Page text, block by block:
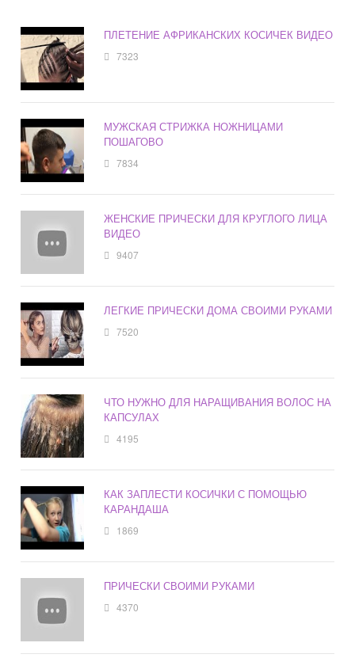
ПЛЕТЕНИЕ АФРИКАНСКИХ КОСИЧЕК ВИДЕО
7323
МУЖСКАЯ СТРИЖКА НОЖНИЦАМИ
ПОШАГОВО
7834
ЖЕНСКИЕ ПРИЧЕСКИ ДЛЯ КРУГЛОГО ЛИЦА
ВИДЕО
9407
ЛЕГКИЕ ПРИЧЕСКИ ДОМА СВОИМИ РУКАМИ
7520
ЧТО НУЖНО ДЛЯ НАРАЩИВАНИЯ ВОЛОС НА
КАПСУЛАХ
4195
КАК ЗАПЛЕСТИ КОСИЧКИ С ПОМОЩЬЮ
КАРАНДАША
1869
ПРИЧЕСКИ СВОИМИ РУКАМИ
4370